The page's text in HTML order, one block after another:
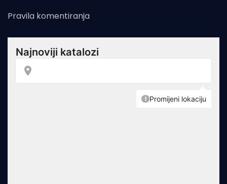
Pravila komentiranja